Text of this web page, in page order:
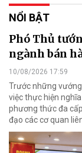
NỔI BẬT
Phó Thủ
ngành bán
10/08/2026 17:59
Trước những
việc thực hiện
phương thức đa
đạo các cơ quan